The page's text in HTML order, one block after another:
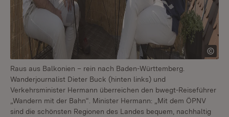
Raus aus Balkonien – rein nach Baden-Württemberg.
Wanderjournalist Dieter Buck (hinten links) und
Verkehrsminister Hermann überreichen den bwegt-Reiseführer
„Wandern mit der Bahn“. Minister Hermann: „Mit dem ÖPNV
sind die schönsten Regionen des Landes bequem, nachhaltig